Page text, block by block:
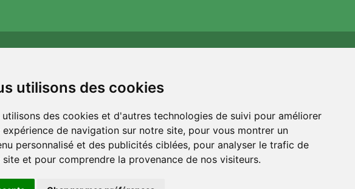
utilisons des cookies
utilisons des cookies et d'autres technologies de suivi pour améliorer
de navigation sur notre site, pour vous montrer un
personnalisé et des publicités ciblées, pour analyser le trafic de
site et pour comprendre la provenance de nos visiteurs.
binnen 90
Voor elke bestelling planten we een boom! Lees meer
Over ons.